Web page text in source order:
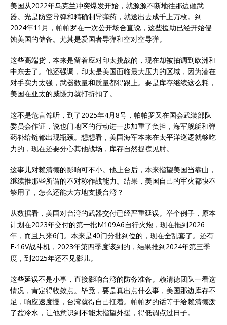
美国从2022年乌克兰冲突爆发开始，就源源不断地往那边砸武
器。光是防空导弹和精确制导弹药，就送出去成千上万枚。到
2024年11月，帕帕罗在一次公开场合直说，这些援助已经开始侵
蚀美国的储备。尤其是爱国者导弹和空对空导弹。
这些高端货，本来是留着应对印太挑战的，现在却被抽调到欧洲和
中东去了。他还强调，印太是美国面临最大压力的区域，因为潜在
对手实力太强，武器数量和质量都得跟上。要是库存继续这么耗，
美国在亚太的威慑力就打折扣了。
这不是危言耸听，到了2025年4月8号，帕帕罗又在国会武装部队
委员会作证，说也门地区的行动进一步加重了负担，海军舰艇和弹
药补给链都出现瓶颈。想想看，美国海军本来在太平洋巡逻就够吃
力的，现在还要分心其他战场，库存自然捉襟见肘。
这事儿对赖清德的影响可不小。他上台后，本来指望美国当靠山，
继续推那些所谓的不对称作战能力。结果，美国自己的军火都快不
够用了，怎么还能大方地支援台湾？
从数据看，美国对台湾的武器交付已经严重延误。举个例子，原本
计划在2023年交付的第一批M109A6自行火炮，现在拖到2026
年，而且只来6门。本来是40门分批到位的，现在全乱套了。还有
F-16V战斗机，2023年第四季度该到的，结果推到2024年第三季
度，到2025年还不见影儿。
这些延误不是小事，直接影响台湾的防务准备。赖清德团队一看这
情况，肯定得收敛点。毕竟，要是真出点什么事，美国那边库存不
足，响应速度慢，台湾就得自己扛着。帕帕罗的话等于给赖清德泼
了盆冷水，让他意识到不能太指望外援，得低调点过日子。